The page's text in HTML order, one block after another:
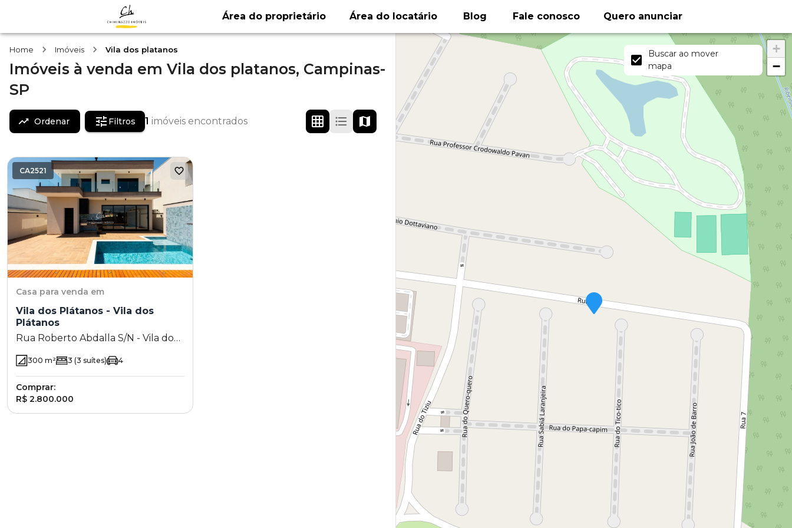
Área do proprietário Área do locatário Blog Fale conosco Quero anunciar
Home Imóveis Vila dos platanos
Imóveis à venda em Vila dos platanos, Campinas-
SP
Ordenar Filtros 1 imóveis encontrados
CA2521
Casa para venda em
Vila dos Plátanos - Vila dos
Plátanos
Rua Roberto Abdalla S/N - Vila dos
300 m² 3 (3 suítes) 4
Comprar:
R$ 2.800.000
+
−
Buscar ao mover
mapa